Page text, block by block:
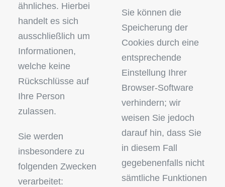
ähnliches. Hierbei
handelt es sich
ausschließlich um
Informationen,
welche keine
Rückschlüsse auf
Ihre Person
zulassen.
Sie werden
insbesondere zu
folgenden Zwecken
verarbeitet:
Sie können die
Speicherung der
Cookies durch eine
entsprechende
Einstellung Ihrer
Browser-Software
verhindern; wir
weisen Sie jedoch
darauf hin, dass Sie
in diesem Fall
gegebenenfalls nicht
sämtliche Funktionen